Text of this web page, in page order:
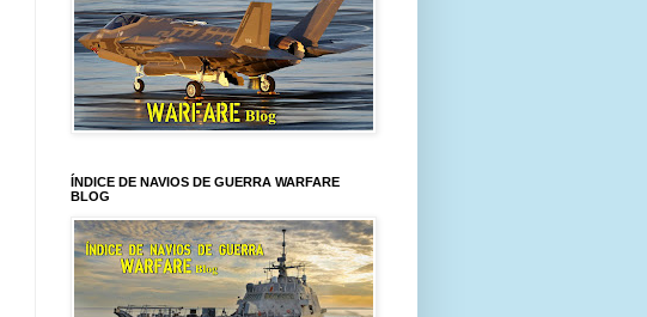
ÍNDICE DE NAVIOS DE GUERRA WARFARE
BLOG